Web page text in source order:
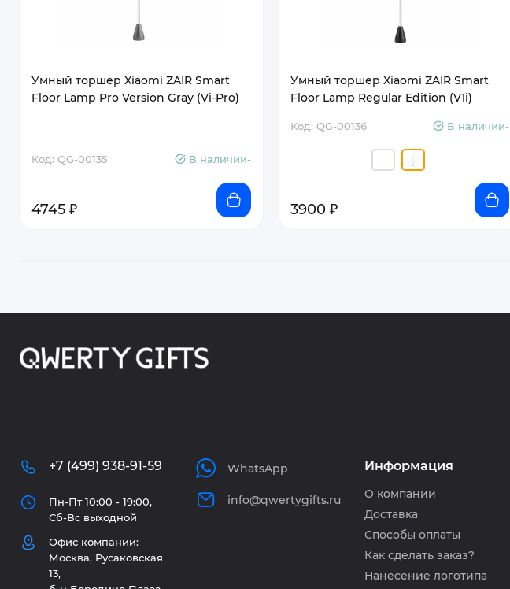
Умный торшер Xiaomi ZAIR Smart
Floor Lamp Pro Version Gray (Vi-Pro)
Код: QG-00135 В наличии-
4745 ₽
Умный торшер Xiaomi ZAIR Smart
Floor Lamp Regular Edition (V1i)
Код: QG-00136 В наличии-
3900 ₽
+7 (499) 938-91-59
Пн-Пт 10:00 - 19:00,
Сб-Вс выходной
Офис компании:
Москва, Русаковская
13,
WhatsApp
info@qwertygifts.ru
Информация
О компании
Доставка
Способы оплаты
Как сделать заказ?
Нанесение логотипа